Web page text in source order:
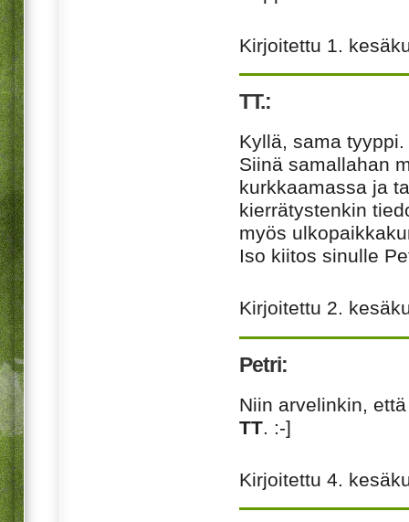
Kirjoitettu 1.
TT.:
Kyllä, sama tyyppi.
Siinä samallahan
kurkkaamassa ja
kierrätystenkin
myös
Iso kiitos sinulle
Kirjoitettu 2.
Petri:
Niin arvelinkin,
TT. :-]
Kirjoitettu 4.